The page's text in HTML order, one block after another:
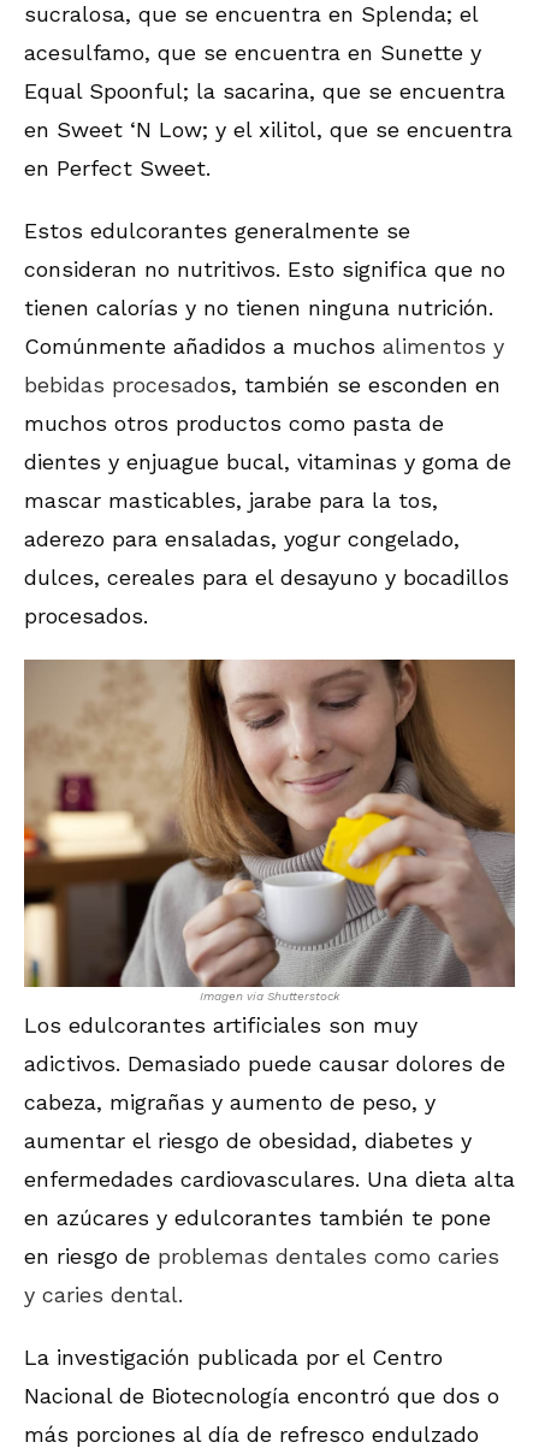
sucralosa, que se encuentra en Splenda; el
acesulfamo, que se encuentra en Sunette y
Equal Spoonful; la sacarina, que se encuentra
en Sweet ‘N Low; y el xilitol, que se encuentra
en Perfect Sweet.
Estos edulcorantes generalmente se
consideran no nutritivos. Esto significa que no
tienen calorías y no tienen ninguna nutrición.
Comúnmente añadidos a muchos alimentos y
bebidas procesados, también se esconden en
muchos otros productos como pasta de
dientes y enjuague bucal, vitaminas y goma de
mascar masticables, jarabe para la tos,
aderezo para ensaladas, yogur congelado,
dulces, cereales para el desayuno y bocadillos
procesados.
Imagen via Shutterstock
Los edulcorantes artificiales son muy
adictivos. Demasiado puede causar dolores de
cabeza, migrañas y aumento de peso, y
aumentar el riesgo de obesidad, diabetes y
enfermedades cardiovasculares. Una dieta alta
en azúcares y edulcorantes también te pone
en riesgo de problemas dentales como caries
y caries dental.
La investigación publicada por el Centro
Nacional de Biotecnología encontró que dos o
más porciones al día de refresco endulzado